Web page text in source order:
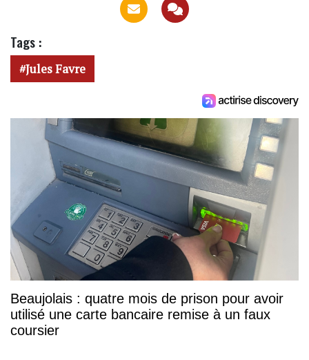
Tags :
Jules Favre
Beaujolais : quatre mois de prison pour avoir
utilisé une carte bancaire remise à un faux
coursier